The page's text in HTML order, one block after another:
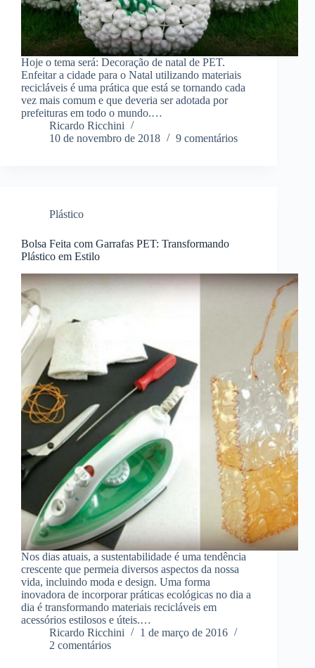
Hoje o tema será: Decoração de natal de PET.
Enfeitar a cidade para o Natal utilizando materiais
recicláveis é uma prática que está se tornando cada
vez mais comum e que deveria ser adotada por
prefeituras em todo o mundo.…
Ricardo Ricchini
10 de novembro de 2018
9 comentários
Plástico
Bolsa Feita com Garrafas PET: Transformando
Plástico em Estilo
Nos dias atuais, a sustentabilidade é uma tendência
crescente que permeia diversos aspectos da nossa
vida, incluindo moda e design. Uma forma
inovadora de incorporar práticas ecológicas no dia a
dia é transformando materiais recicláveis em
acessórios estilosos e úteis.…
Ricardo Ricchini
1 de março de 2016
2 comentários